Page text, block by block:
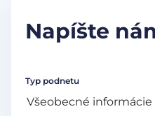
Napíšte
Typ podnetu